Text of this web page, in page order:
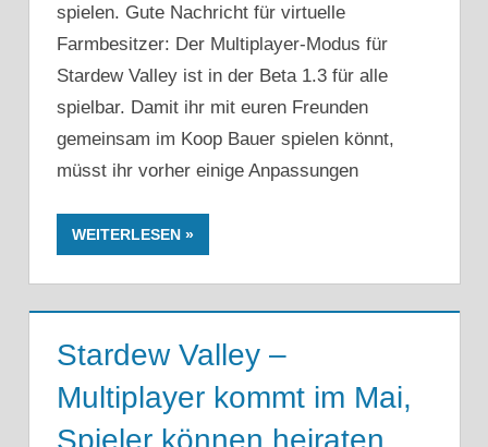
spielen. Gute Nachricht für virtuelle
Farmbesitzer: Der Multiplayer-Modus für
Stardew Valley ist in der Beta 1.3 für alle
spielbar. Damit ihr mit euren Freunden
gemeinsam im Koop Bauer spielen könnt,
müsst ihr vorher einige Anpassungen
WEITERLESEN
Stardew Valley –
Multiplayer kommt im Mai,
Spieler können heiraten